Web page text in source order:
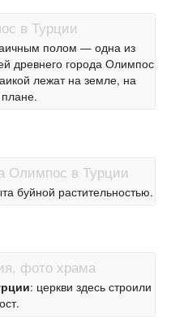
полом — одна из
древнего города Олимпос
лежат на земле, на
буйной растительностью.
: церкви здесь строили